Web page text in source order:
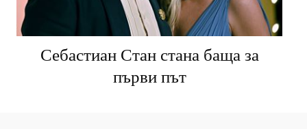
Себастиан Стан стана баща за
първи път